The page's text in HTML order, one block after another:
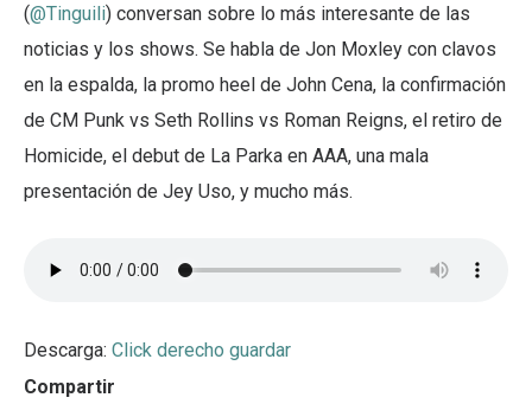
(@Tinguili) conversan sobre lo más interesante de las
noticias y los shows. Se habla de Jon Moxley con clavos
en la espalda, la promo heel de John Cena, la confirmación
de CM Punk vs Seth Rollins vs Roman Reigns, el retiro de
Homicide, el debut de La Parka en AAA, una mala
presentación de Jey Uso, y mucho más.
Descarga: Click derecho guardar
Compartir